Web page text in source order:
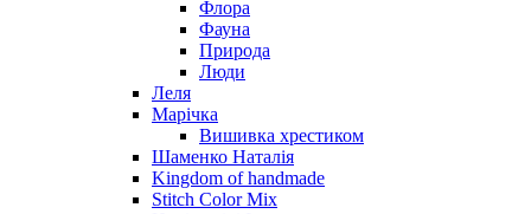
Флора
Фауна
Природа
Люди
Леля
Марічка
Вишивка хрестиком
Шаменко Наталія
Kingdom of handmade
Stitch Color Mix